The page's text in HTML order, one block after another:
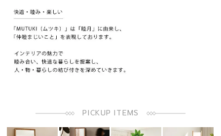
PICKUP ITEMS